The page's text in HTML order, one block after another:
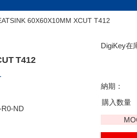
60X60X10MM XCUT T412
T412
ND
DigiKey在
納期：
購入数量